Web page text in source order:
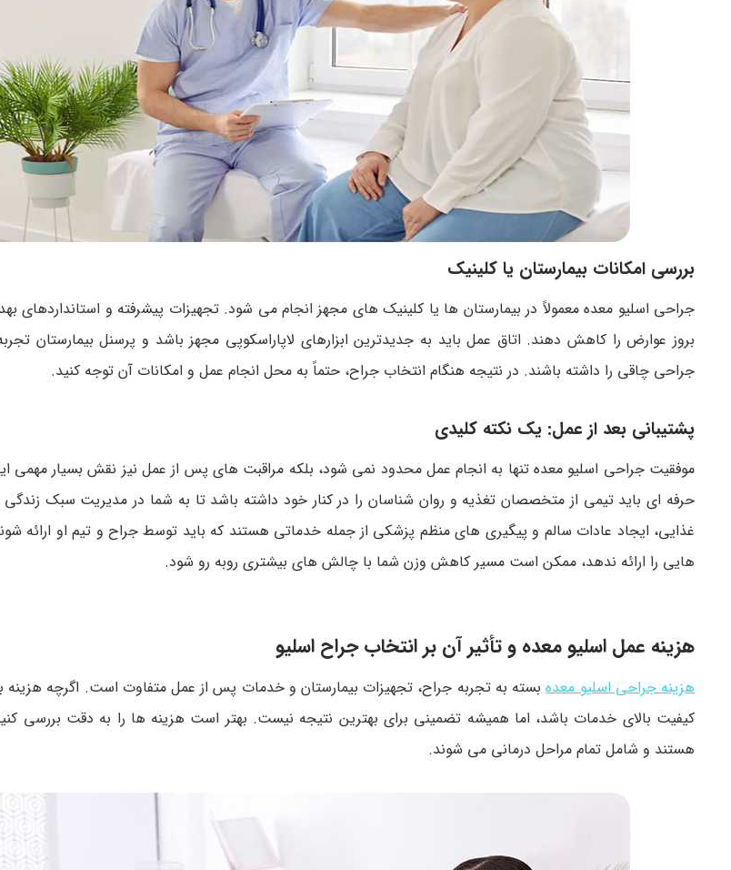
بررسی امکانات بیمارستان یا کلینیک
جراحی اسلیو معده معمولاً در بیمارستان ها یا کلینیک های مجهز انجام می شود. تجهیزات پیشرفته و استانداردهای
بروز عوارض را کاهش دهند. اتاق عمل باید به جدیدترین ابزارهای لاپاراسکوپی مجهز باشد و پرسنل بیمارستان
جراحی چاقی را داشته باشند. در نتیجه هنگام انتخاب جراح، حتماً به محل انجام عمل و امکانات آن توجه کنید.
پشتیبانی بعد از عمل: یک نکته کلیدی
موفقیت جراحی اسلیو معده تنها به انجام عمل محدود نمی شود، بلکه مراقبت های پس از عمل نیز نقش بسیار مهمی
حرفه ای باید تیمی از متخصصان تغذیه و روان شناسان را در کنار خود داشته باشد تا به شما در مدیریت سبک
غذایی، ایجاد عادات سالم و پیگیری های منظم پزشکی از جمله خدماتی هستند که باید توسط جراح و تیم او ارائه
هایی را ارائه ندهد، ممکن است مسیر کاهش وزن شما با چالش های بیشتری روبه رو شود.
هزینه عمل اسلیو معده و تأثیر آن بر انتخاب جراح اسلیو
هزینه جراحی اسلیو معدهبسته به تجربه جراح، تجهیزات بیمارستان و خدمات پس از عمل متفاوت است. اگرچه
کیفیت بالای خدمات باشد، اما همیشه تضمینی برای بهترین نتیجه نیست. بهتر است هزینه ها را به دقت بررسی
هستند و شامل تمام مراحل درمانی می شوند.